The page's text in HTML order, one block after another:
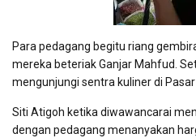
Para pedagang begitu riang
mereka beteriak Ganjar Mahfud.
mengunjungi sentra kuliner di Pasar
Siti Atigoh ketika diwawancarai
dengan pedagang menanyakan